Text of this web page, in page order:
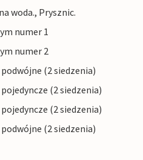
woda., Prysznic.
numer 1
numer 2
(2 siedzenia)
(2 siedzenia)
(2 siedzenia)
(2 siedzenia)